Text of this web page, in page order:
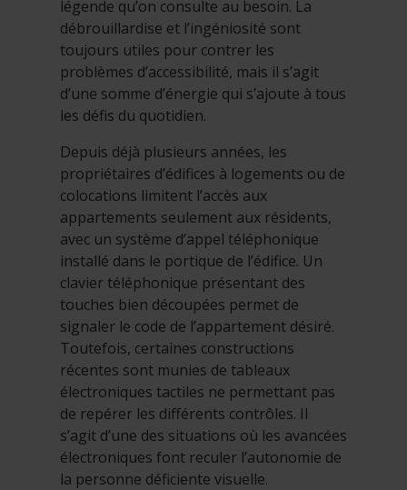
légende qu’on consulte au besoin. La
débrouillardise et l’ingéniosité sont
toujours utiles pour contrer les
problèmes d’accessibilité, mais il s’agit
d’une somme d’énergie qui s’ajoute à tous
les défis du quotidien.
Depuis déjà plusieurs années, les
propriétaires d’édifices à logements ou de
colocations limitent l’accès aux
appartements seulement aux résidents,
avec un système d’appel téléphonique
installé dans le portique de l’édifice. Un
clavier téléphonique présentant des
touches bien découpées permet de
signaler le code de l’appartement désiré.
Toutefois, certaines constructions
récentes sont munies de tableaux
électroniques tactiles ne permettant pas
de repérer les différents contrôles. Il
s’agit d’une des situations où les avancées
électroniques font reculer l’autonomie de
la personne déficiente visuelle.